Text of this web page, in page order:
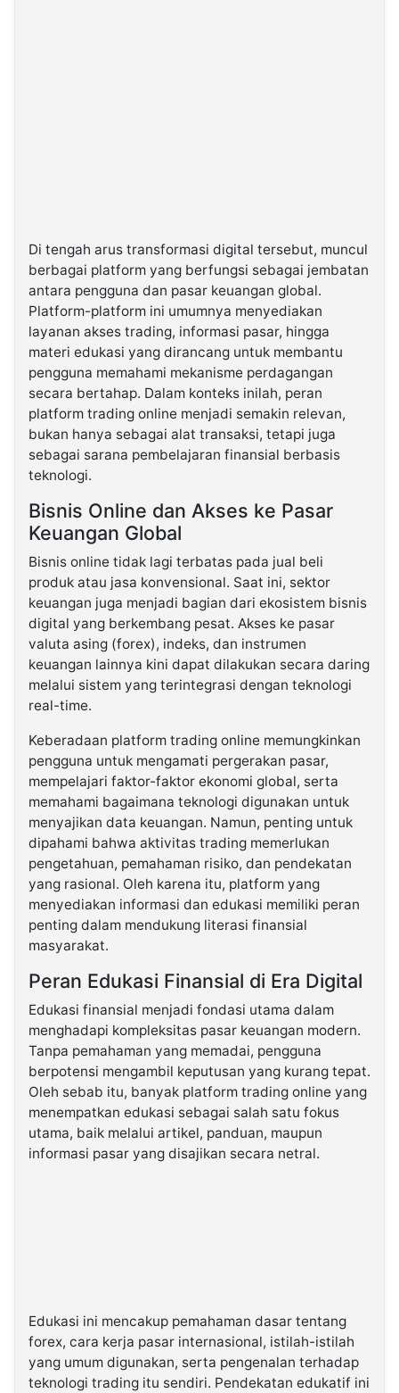
Di tengah arus transformasi digital tersebut, muncul
berbagai platform yang berfungsi sebagai jembatan
antara pengguna dan pasar keuangan global.
Platform-platform ini umumnya menyediakan
layanan akses trading, informasi pasar, hingga
materi edukasi yang dirancang untuk membantu
pengguna memahami mekanisme perdagangan
secara bertahap. Dalam konteks inilah, peran
platform trading online menjadi semakin relevan,
bukan hanya sebagai alat transaksi, tetapi juga
sebagai sarana pembelajaran finansial berbasis
teknologi.
Bisnis Online dan Akses ke Pasar
Keuangan Global
Bisnis online tidak lagi terbatas pada jual beli
produk atau jasa konvensional. Saat ini, sektor
keuangan juga menjadi bagian dari ekosistem bisnis
digital yang berkembang pesat. Akses ke pasar
valuta asing (forex), indeks, dan instrumen
keuangan lainnya kini dapat dilakukan secara daring
melalui sistem yang terintegrasi dengan teknologi
real-time.
Keberadaan platform trading online memungkinkan
pengguna untuk mengamati pergerakan pasar,
mempelajari faktor-faktor ekonomi global, serta
memahami bagaimana teknologi digunakan untuk
menyajikan data keuangan. Namun, penting untuk
dipahami bahwa aktivitas trading memerlukan
pengetahuan, pemahaman risiko, dan pendekatan
yang rasional. Oleh karena itu, platform yang
menyediakan informasi dan edukasi memiliki peran
penting dalam mendukung literasi finansial
masyarakat.
Peran Edukasi Finansial di Era Digital
Edukasi finansial menjadi fondasi utama dalam
menghadapi kompleksitas pasar keuangan modern.
Tanpa pemahaman yang memadai, pengguna
berpotensi mengambil keputusan yang kurang tepat.
Oleh sebab itu, banyak platform trading online yang
menempatkan edukasi sebagai salah satu fokus
utama, baik melalui artikel, panduan, maupun
informasi pasar yang disajikan secara netral.
Edukasi ini mencakup pemahaman dasar tentang
forex, cara kerja pasar internasional, istilah-istilah
yang umum digunakan, serta pengenalan terhadap
teknologi trading itu sendiri. Pendekatan edukatif ini